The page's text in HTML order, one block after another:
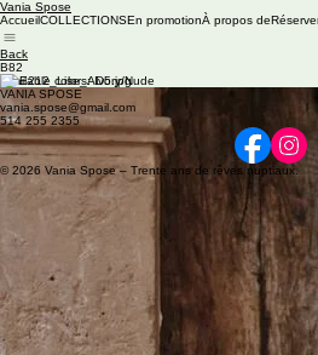
Vania Spose
AccueilCOLLECTIONSEn promotionÀ propos de
Back
B82
Available colors: Ivory/Nude
VANIA SPOSE
vania.spose@gmail.com
514 255 2355
© 2026 Vania Spose – Trente ans de rêves nuptiaux.